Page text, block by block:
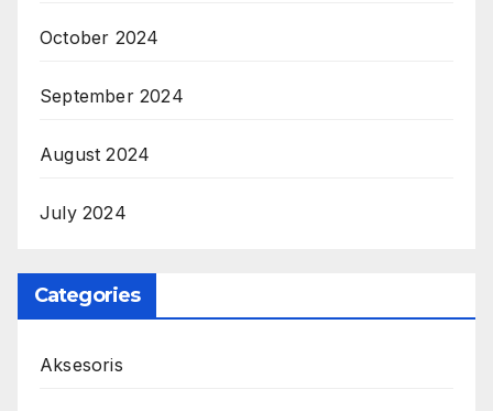
October 2024
September 2024
August 2024
July 2024
Categories
Aksesoris